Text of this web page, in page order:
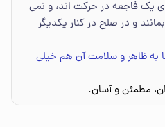
یک فاجعه در حرکت اند، و نمی
و در صلح در کنار یکدیگر
به ظاهر و سلامت آن هم خیلی
مطمئن و آسان.